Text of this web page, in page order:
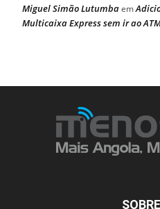
Miguel Simão Lutumbaem
Multicaixa Express sem ir ao